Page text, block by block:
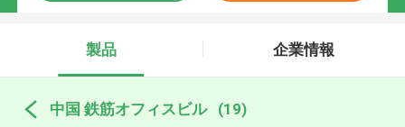
製品 企業情報
中国 鉄筋オフィスビル (19)